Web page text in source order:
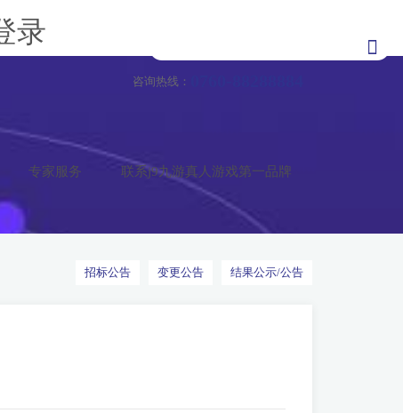
录
咨询热线：
专家服务 联系j9九游真人游戏第一品牌
招标公告 变更公告 结果公示/公告